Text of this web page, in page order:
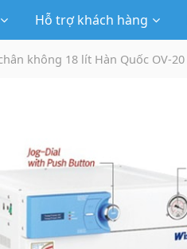
Hỗ trợ khách hàng
không 18 lít Hàn Quốc OV-20